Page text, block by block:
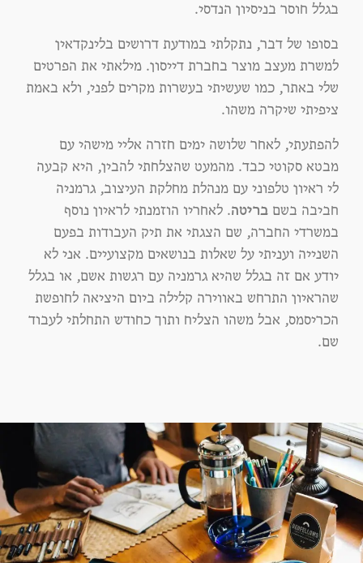
בגלל חוסר בניסיון הנדסי.
בסופו של דבר, נתקלתי במודעת דרושים בלינקדאין
למשרת מעצב מוצר בחברת דייסון. מילאתי את הפרטים
שלי באתר, כמו שעשיתי בעשרות מקרים לפני, ולא באמת
ציפיתי שיקרה משהו.
להפתעתי, לאחר שלושה ימים חזרה אליי מישהי עם
מבטא סקוטי כבד. מהמעט שהצלחתי להבין, היא קבעה
לי ראיון טלפוני עם מנהלת מחלקת העיצוב, גרמניה
חביבה בשם בריטה. לאחריו הוזמנתי לראיון נוסף
במשרדי החברה, שם הצגתי את תיק העבודות בפעם
השנייה ועניתי על שאלות בנושאים מקצועיים. אני לא
יודע אם זה בגלל שהיא גרמניה עם רגשות אשם, או בגלל
שהראיון התרחש באווירה קלילה ביום היציאה לחופשת
הכריסמס, אבל משהו הצליח ותוך כחודש התחלתי לעבוד
שם.